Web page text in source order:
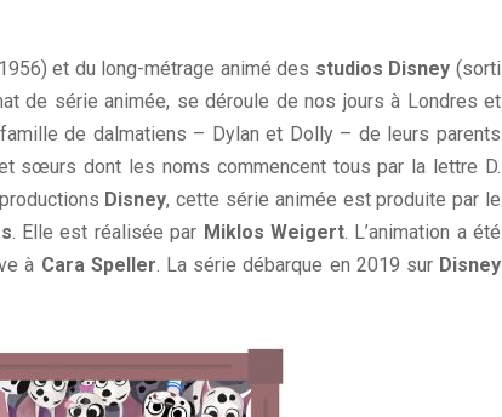
et du long-métrage animé des studios Disney (sorti
de série animée, se déroule de nos jours à Londres et
de dalmatiens – Dylan et Dolly – de leurs parents
sœurs dont les noms commencent tous par la lettre D.
Disney, cette série animée est produite par le
. Elle est réalisée par Miklos Weigert. L’animation a été
à Cara Speller. La série débarque en 2019 sur Disney